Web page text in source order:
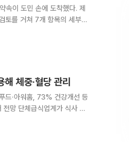
이 도민 손에 도착했다. 제
토를 거쳐 7개 항목의 세부
체중·혈당 관리
드·아워홈, 73% 건강개선 등
사 제